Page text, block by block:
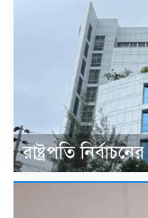
রাষ্ট্রপতি